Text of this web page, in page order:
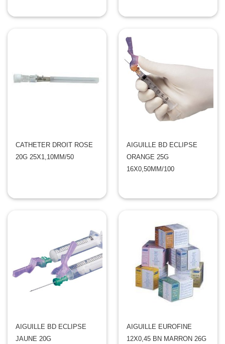
CATHETER DROIT ROSE
20G 25X1,10MM/50
AIGUILLE BD ECLIPSE
ORANGE 25G
16X0,50MM/100
AIGUILLE BD ECLIPSE
JAUNE 20G
AIGUILLE EUROFINE
12X0,45 BN MARRON 26G